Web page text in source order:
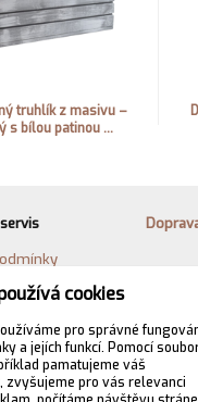
truhlík z masivu –
s bílou patinou ...
od smlouvy
řád
údajů
cookies
pro správné
a jejích funkcí. Pomocí
pamatujeme váš
zvyšujeme pro vás relevanci